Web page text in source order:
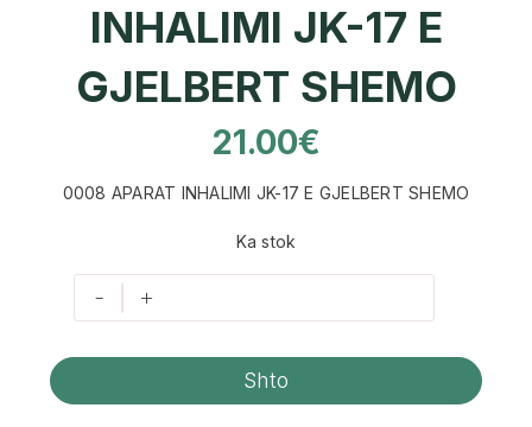
INHALIMI JK-17 E
GJELBERT SHEMO
21.00€
0008 APARAT INHALIMI JK-17 E GJELBERT SHEMO
Ka stok
- +
Shto